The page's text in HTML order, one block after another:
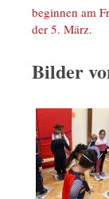
beginnen am
der 5. März.
Bilder